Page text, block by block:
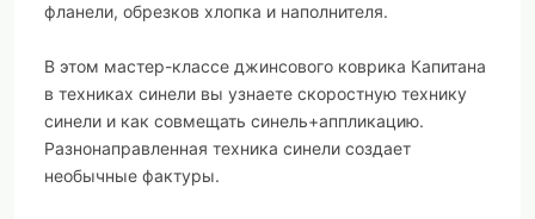
фланели, обрезков хлопка и наполнителя.
В этом мастер-классе джинсового коврика Капитана
в техниках синели вы узнаете скоростную технику
синели и как совмещать синель+аппликацию.
Разнонаправленная техника синели создает
необычные фактуры.